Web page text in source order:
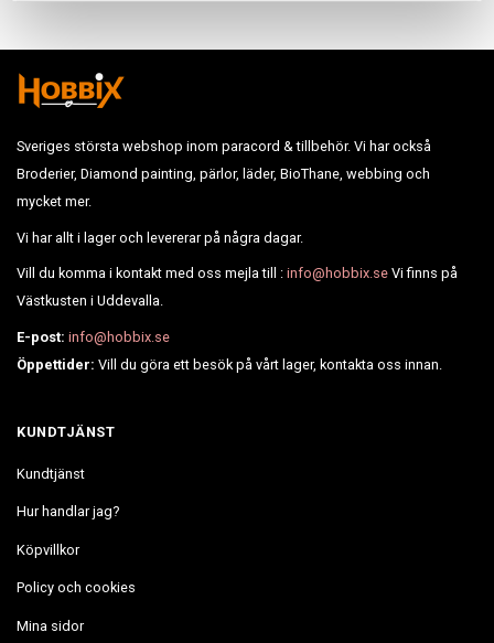
Sveriges största webshop inom paracord & tillbehör. Vi har också
Broderier, Diamond painting, pärlor, läder, BioThane, webbing och
mycket mer.
Vi har allt i lager och levererar på några dagar.
Vill du komma i kontakt med oss mejla till :info@hobbix.se Vi finns på
Västkusten i Uddevalla.
E-post: info@hobbix.se
Öppettider: Vill du göra ett besök på vårt lager, kontakta oss innan.
KUNDTJÄNST
Kundtjänst
Hur handlar jag?
Köpvillkor
Policy och cookies
Mina sidor